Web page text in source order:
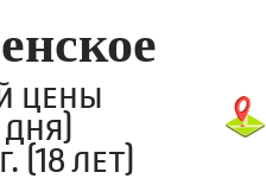
цены
(18 лет)